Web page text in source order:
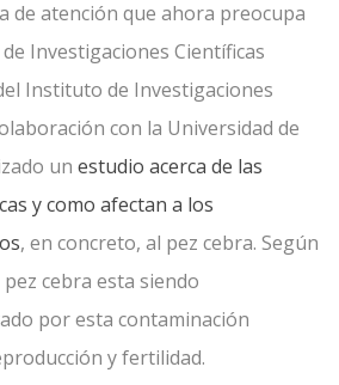
de atención que ahora preocupa
Investigaciones Científicas
Instituto de Investigaciones
con la Universidad de
un estudio acerca de las
y como afectan a los
, en concreto, al pez cebra. Según
cebra esta siendo
por esta contaminación
y fertilidad.